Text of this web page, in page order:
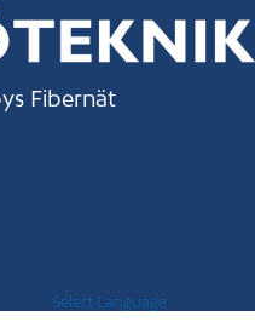
Fibernät
Select Language